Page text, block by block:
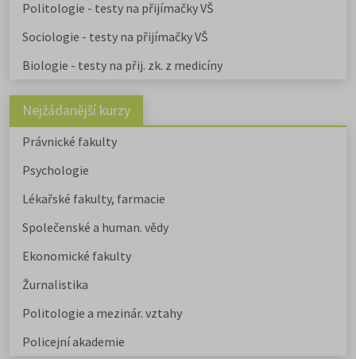
Politologie - testy na přijímačky VŠ
Sociologie - testy na přijímačky VŠ
Biologie - testy na přij. zk. z medicíny
Nejžádanější kurzy
Právnické fakulty
Psychologie
Lékařské fakulty, farmacie
Společenské a human. vědy
Ekonomické fakulty
Žurnalistika
Politologie a mezinár. vztahy
Policejní akademie